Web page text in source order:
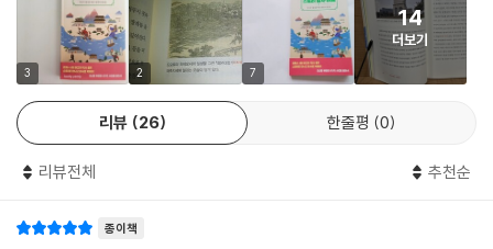
자각에서 경계를 서던 병사들은 뭔가 이상한 낌새를 챘을 것이다. 지금은
차들이 쉴 새 없이 지나다니고 사람들도 적지 않게 걸어 다니는 번잡한 곳
이지만 당시 자하문로는 지금처럼 붐비지 않았을 것이다. 그곳을 비장한
표정으로 말을 타고 가는 이방원과 측근들을 마주친 사람들은 정말로 어리
둥절했을 것이다.
--- p.132
해서 도성으로 진입하지 않으면 이번 거사는 실패로 돌아갈 거야.”
3 2 7
14
더보기
리뷰 26 한줄평 0
리뷰전체 추천순
종이책